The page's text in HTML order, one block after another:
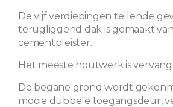
De vijf verdiepingen tellende
terugliggend dak is gemaakt
cementpleister.
Het meeste houtwerk is
De begane grond wordt
mooie dubbele toegangsdeur,